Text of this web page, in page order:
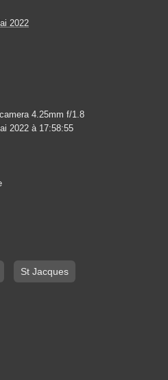
2022
4.25mm f/1.8
2022 à 17:58:55
St Jacques